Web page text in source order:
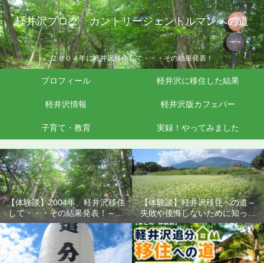
軽井沢ブログ カントリージェントルマンへの道
２００４年に軽井沢移住して・・・その結果発表！
プロフィール 軽井沢に移住した結果
軽井沢情報 軽井沢版カフェバー
子育て・教育 実録！やってみました
【体験談】2004年、軽井沢移住
して・・・その結果発表！～失
敗や後悔しないために知ってお
きたいこと
【体験談】軽井沢移住への道～
失敗や後悔しないために知って
おきたいこと